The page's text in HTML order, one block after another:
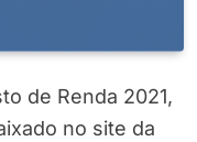
de Renda 2021,
no site da